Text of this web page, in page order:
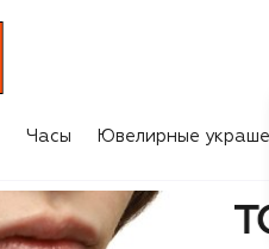
Часы Ювелирные